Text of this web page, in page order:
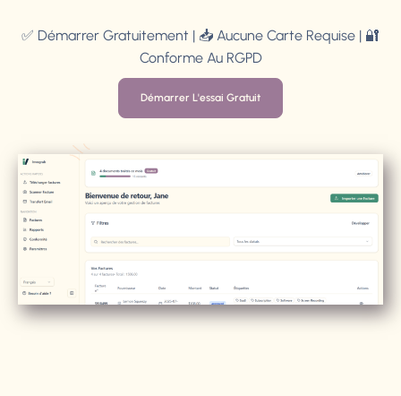
✅ Démarrer Gratuitement | 📥 Aucune Carte Requise | 🔐
Conforme Au RGPD
Démarrer L'essai Gratuit